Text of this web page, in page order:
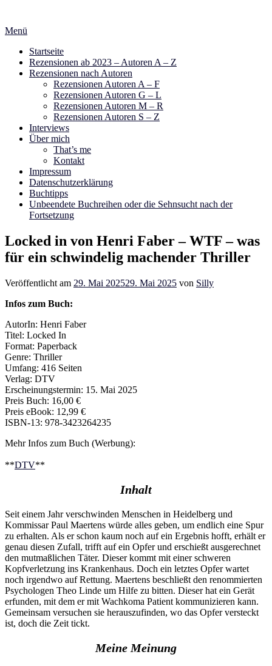
springen
Menü
Startseite
Rezensionen ab 2023 – Autoren A – Z
Rezensionen nach Autoren
Rezensionen Autoren A – F
Rezensionen Autoren G – L
Rezensionen Autoren M – R
Rezensionen Autoren S – Z
Interviews
Über mich
That’s me
Kontakt
Impressum
Datenschutzerklärung
Buchtipps
Unbeendete Buchreihen oder die Sehnsucht nach der
Fortsetzung
Locked in von Henri Faber – WTF – was
für ein schwindelig machender Thriller
Veröffentlicht am 29. Mai 202529. Mai 2025 von Silly
Infos zum Buch:
AutorIn: Henri Faber
Titel: Locked In
Format: Paperback
Genre: Thriller
Umfang: 416 Seiten
Verlag: DTV
Erscheinungstermin: 15. Mai 2025
Preis Buch: 16,00 €
Preis eBook: 12,99 €
ISBN-13: 978-3423264235
Mehr Infos zum Buch (Werbung):
**DTV**
Inhalt
Seit einem Jahr verschwinden Menschen in Heidelberg und
Kommissar Paul Maertens würde alles geben, um endlich eine Spur
zu erhalten. Als er schon kaum noch auf ein Ergebnis hofft, erhält er
genau diesen Zufall, trifft auf ein Opfer und erschießt ausgerechnet
den mutmaßlichen Täter. Dieser kommt mit einer schweren
Kopfverletzung ins Krankenhaus. Doch ein letztes Opfer wartet
noch irgendwo auf Rettung. Maertens beschließt den renommierten
Psychologen Theo Linde um Hilfe zu bitten. Dieser hat ein Gerät
erfunden, mit dem er mit Wachkoma Patient kommunizieren kann.
Gemeinsam versuchen sie herauszufinden, wo das Opfer versteckt
ist, doch die Zeit tickt.
Meine Meinung